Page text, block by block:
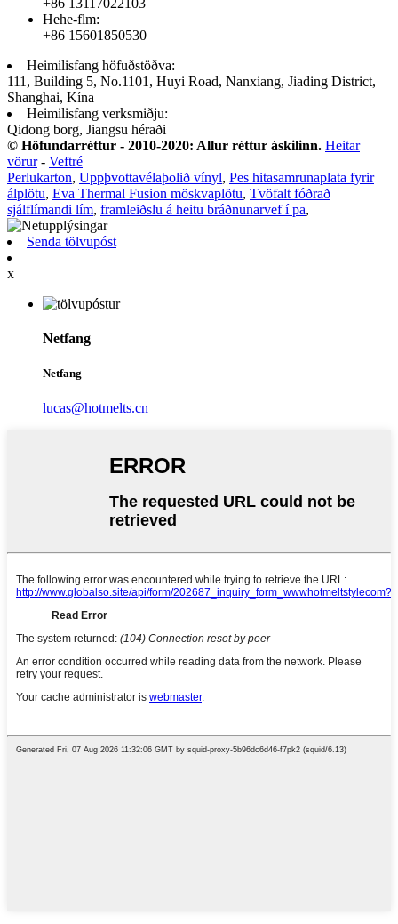
Hehe-flm:
+86 15601850530
Heimilisfang höfuðstöðva:
111, Building 5, No.1101, Huyi Road, Nanxiang, Jiading District,
Shanghai, Kína
Heimilisfang verksmiðju:
Qidong borg, Jiangsu héraði
© Höfundarréttur - 2010-2020: Allur réttur áskilinn. Heitar
vörur- Veftré
Perlukarton, Uppþvottavélaþolið vínyl, Pes hitasamrunaplata fyrir
álplötu, Eva Thermal Fusion möskvaplötu, Tvöfalt fóðrað
sjálflímandi lím, framleiðslu á heitu bráðnunarvef í pa,
Senda tölvupóst
x
Netfang
Netfang
lucas@hotmelts.cn